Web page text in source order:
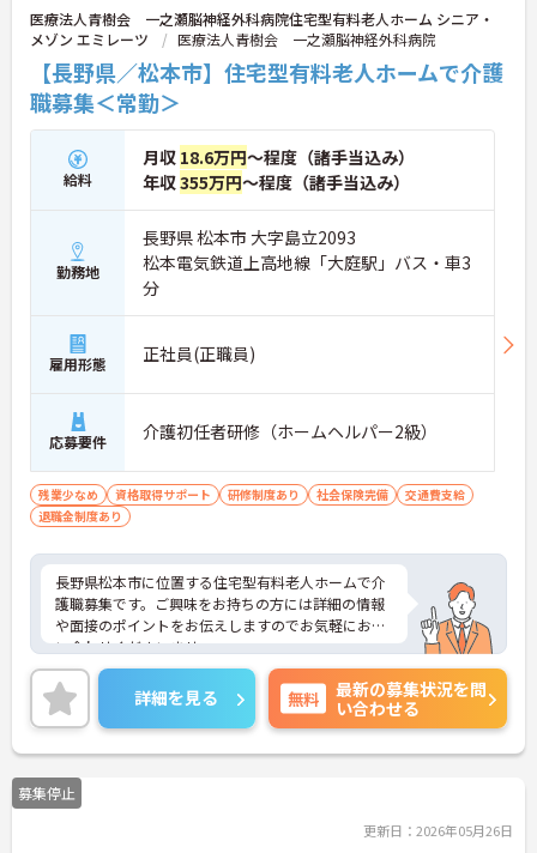
医療法人青樹会 一之瀬脳神経外科病院住宅型有料老人ホーム シニア・
メゾン エミレーツ
医療法人青樹会 一之瀬脳神経外科病院
【長野県／松本市】住宅型有料老人ホームで介護
職募集＜常勤＞
給料
月収 18.6万円～程度（諸手当込み）
年収355万円～程度（諸手当込み）
勤務地
長野県 松本市 大字島立2093
松本電気鉄道上高地線「大庭駅」バス・車3
分
雇用形態 正社員(正職員)
応募要件 介護初任者研修（ホームヘルパー2級）
残業少なめ 資格取得サポート 研修制度あり 社会保険完備
交通費支給
退職金制度あり
長野県松本市に位置する住宅型有料老人ホームで介
護職募集です。ご興味をお持ちの方には詳細の情報
や面接のポイントをお伝えしますのでお気軽にお問
い合わせくださいませ。
詳細を見る 無料
最新の募集状況を問
い合わせる
募集停止
更新日：2026年05月26日